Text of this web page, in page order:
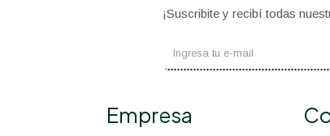
Empresa
¡Suscribite y recibí todas